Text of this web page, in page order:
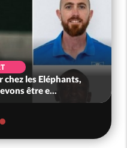
les Eléphants,
être e...